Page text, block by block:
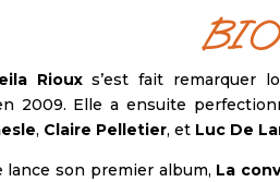
BIO
Riouxs’est fait remarquer
2009. Elle a ensuite
, Claire Pelletier, et Luc De
lance son premier album, La